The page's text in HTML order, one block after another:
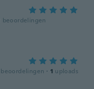
beoordelingen
beoordelingen · 1 uploads